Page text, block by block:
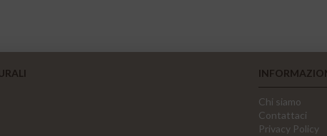
Chi siamo
Contattaci
Privacy Policy